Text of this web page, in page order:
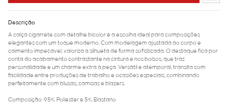
Descrição
A calça cigarrete com detalhe bicolor é a escolha ideal para composições
elegantes com um toque moderno. Com modelagem ajustada ao corpo e
caimento impecável, valoriza a silhueta de forma sofisticada. O destaque fica por
conta do acabamento contrastante na cintura e nos bolsos, que traz
personalidade e um charme extra à peça. Versátil e atemporal, transita com
facilidade entre produções de trabalho e ocasiões especiais, combinando
perfeitamente com blusas, camisas e blazers.
Composição: 95% Poliéster e 5% Elastano